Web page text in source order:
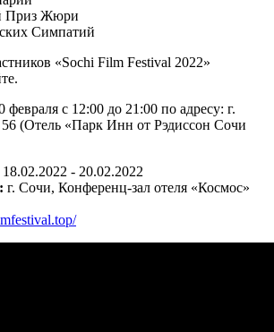
Приз Жюри
Симпатий
«Sochi Film Festival 2022»
с 12:00 до 21:00 по адресу: г.
(Отель «Парк Инн от Рэдиссон Сочи
18.02.2022 - 20.02.2022
г. Сочи, Конференц-зал отеля «Космос»